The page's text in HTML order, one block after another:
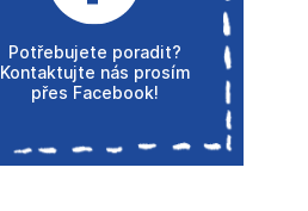
Potřebujete poradit?
Kontaktujte nás prosím
přes Facebook!